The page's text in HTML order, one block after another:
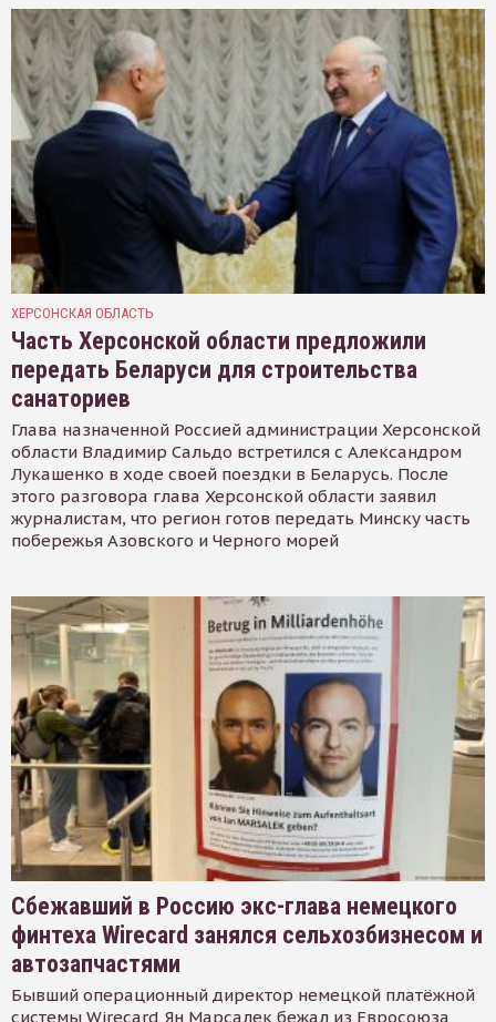
ХЕРСОНСКАЯ ОБЛАСТЬ
Часть Херсонской области предложили
передать Беларуси для строительства
санаториев
Глава назначенной Россией администрации Херсонской
области Владимир Сальдо встретился с Александром
Лукашенко в ходе своей поездки в Беларусь. После
этого разговора глава Херсонской области заявил
журналистам, что регион готов передать Минску часть
побережья Азовского и Черного морей
Сбежавший в Россию экс-глава немецкого
финтеха Wirecard занялся сельхозбизнесом и
автозапчастями
Бывший операционный директор немецкой платёжной
системы Wirecard Ян Марсалек бежал из Евросоюза